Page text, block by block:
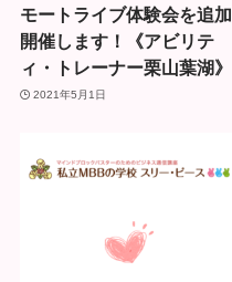
モートライブ体験会を追加
開催します！《アビリテ
ィ・トレーナー栗山葉湖》
2021年5月1日